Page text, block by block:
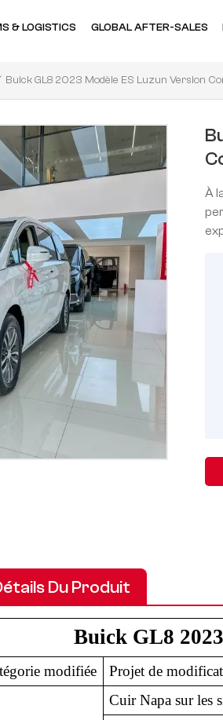
& LOGISTICS GLOBAL AFTER-SALES
Buick GL8 2023 Modèle ES Luzun Version
À
Du Produit
Buick GL8
modifiée Projet de
Cuir Napa sur les